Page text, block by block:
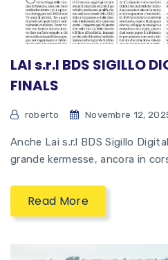
LAI s.r.l BDS SIGILLO
FINALS
roberto Novembre 12,
Anche Lai s.r.l BDS Sigillo
grande kermesse, ancora in
Read More